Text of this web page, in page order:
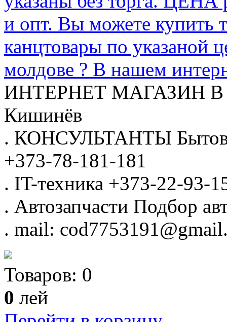
и опт. Вы можете купить
канцтовары по указаной
молдове ? В нашем
ИНТЕРНЕТ МАГАЗИН
Кишинёв
. КОНСУЛЬТАНТЫ
+373-78-181-181
. IT-техника +373-22-93-
. Автозапчасти Подбор
. mail:
Товаров: 0
0 лей